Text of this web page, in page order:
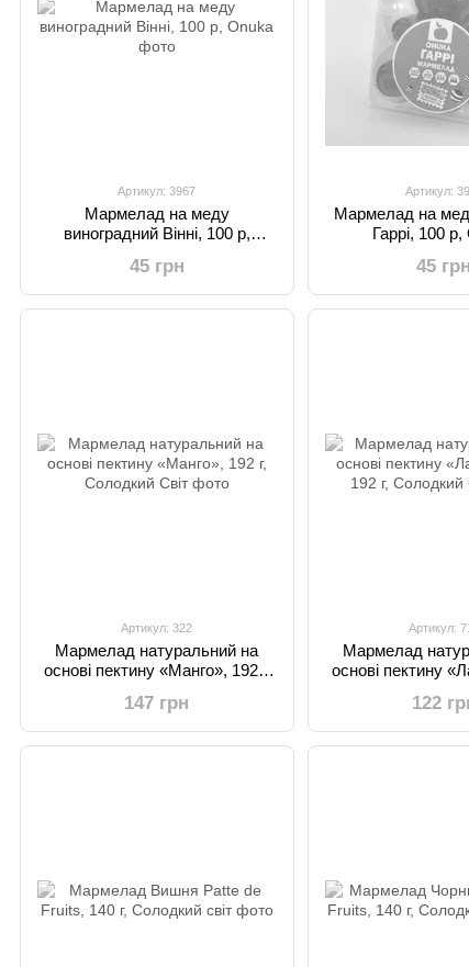
Артикул: 3967
Мармелад на меду
виноградний Вінні, 100 р,
45 грн
Артикул:
Мармелад на
Гаррі, 100
45 грн
Артикул: 322
Мармелад натуральний на
основі пектину «Манго», 192 г,
147 грн
Артикул:
Мармелад
основі пектину
122